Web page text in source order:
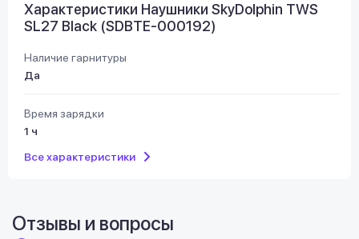
Характеристики Наушники SkyDolphin TWS
SL27 Black (SDBTE-000192)
Наличие гарнитуры
Да
Время зарядки
1 ч
Все характеристики
Отзывы и вопросы